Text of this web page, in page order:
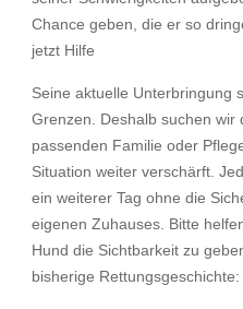
Chance geben, die er so
jetzt Hilfe
Seine aktuelle Unterbringung
Grenzen. Deshalb suchen wir
passenden Familie oder
Situation weiter verschärft.
ein weiterer Tag ohne die
eigenen Zuhauses. Bitte
Hund die Sichtbarkeit zu
bisherige Rettungsgeschichte: